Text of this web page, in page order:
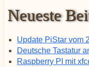
Neueste
Update PiStar vom
Deutsche Tastatur
Raspberry PI mit